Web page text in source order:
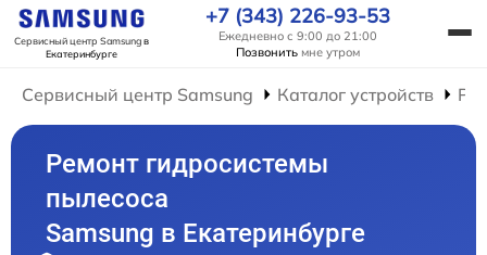
Сервисный центр Samsungв
Екатеринбурге
+7 (343) 226-93-53
Ежедневно с 9:00 до 21:00
Позвонить мне утром
Сервисный центр Samsung Каталог устройств
Ремонт гидросистемы
пылесоса
Samsung в Екатеринбурге